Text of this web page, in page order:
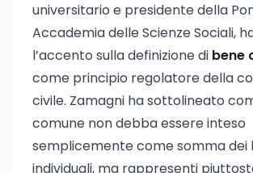
universitario e presidente della
Accademia delle Scienze Sociali,
l’accento sulla definizione di bene
come principio regolatore della
civile. Zamagni ha sottolineato
comune non debba essere inteso
semplicemente come somma dei
individuali, ma rappresenti